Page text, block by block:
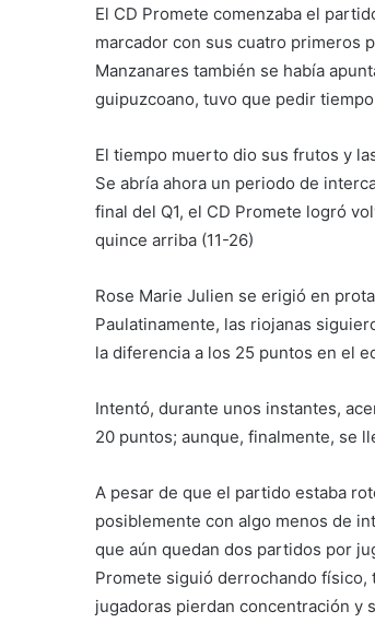
El CD Promete comenzaba el
marcador con sus cuatro primeros
Manzanares también se había
guipuzcoano, tuvo que pedir
El tiempo muerto dio sus frutos y
Se abría ahora un periodo de
final del Q1, el CD Promete logró
quince arriba (11-26)
Rose Marie Julien se erigió en
Paulatinamente, las riojanas
la diferencia a los 25 puntos en el
Intentó, durante unos instantes,
20 puntos; aunque, finalmente, se
A pesar de que el partido estaba
posiblemente con algo menos de
que aún quedan dos partidos por
Promete siguió derrochando físico,
jugadoras pierdan concentración y